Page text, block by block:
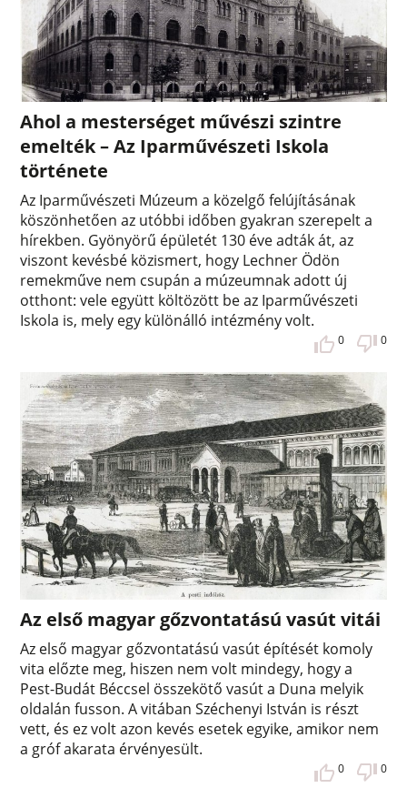
Ahol a mesterséget művészi szintre
emelték – Az Iparművészeti Iskola
története
Az Iparművészeti Múzeum a közelgő felújításának
köszönhetően az utóbbi időben gyakran szerepelt a
hírekben. Gyönyörű épületét 130 éve adták át, az
viszont kevésbé közismert, hogy Lechner Ödön
remekműve nem csupán a múzeumnak adott új
otthont: vele együtt költözött be az Iparművészeti
Iskola is, mely egy különálló intézmény volt.
0 0
Az első magyar gőzvontatású vasút vitái
Az első magyar gőzvontatású vasút építését komoly
vita előzte meg, hiszen nem volt mindegy, hogy a
Pest-Budát Béccsel összekötő vasút a Duna melyik
oldalán fusson. A vitában Széchenyi István is részt
vett, és ez volt azon kevés esetek egyike, amikor nem
a gróf akarata érvényesült.
0 0